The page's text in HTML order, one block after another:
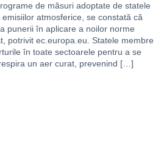
de măsuri adoptate de statele
atmosferice, se constată că
punerii în aplicare a noilor norme
potrivit ec.europa.eu. Statele membre
în toate sectoarele pentru a se
un aer curat, prevenind […]